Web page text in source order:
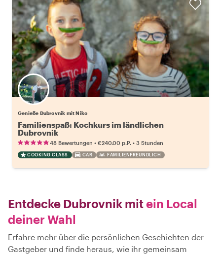
Genieße Dubrovnik mit Niko
Familienspaß: Kochkurs im ländlichen
Dubrovnik
48 Bewertungen • €240.00 p.P. • 3 Stunden
COOKING CLASS CAR FAMILIENFREUNDLICH
Entdecke Dubrovnik mitein Local
deiner Wahl
Erfahre mehr über die persönlichen Geschichten der
Gastgeber und finde heraus, wie ihr gemeinsam